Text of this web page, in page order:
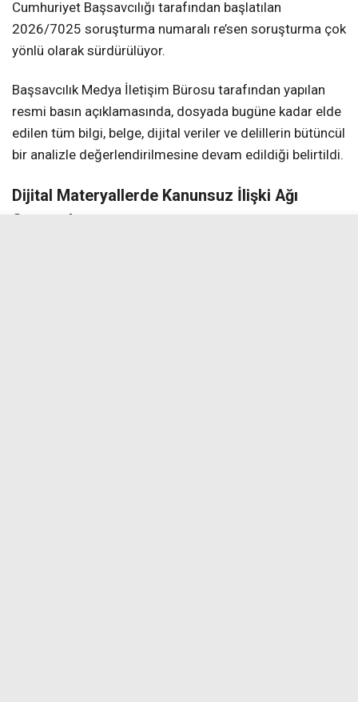
Cumhuriyet Başsavcılığı tarafından başlatılan
2026/7025 soruşturma numaralı re’sen soruşturma çok
yönlü olarak sürdürülüyor.
Başsavcılık Medya İletişim Bürosu tarafından yapılan
resmi basın açıklamasında, dosyada bugüne kadar elde
edilen tüm bilgi, belge, dijital veriler ve delillerin bütüncül
bir analizle değerlendirilmesine devam edildiği belirtildi.
Dijital Materyallerde Kanunsuz İlişki Ağı
Saptandı